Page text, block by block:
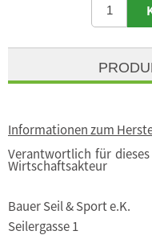
Informationen zum
Verantwortlich für
Wirtschaftsakteur
Bauer Seil & Sport e.K.
Seilergasse 1